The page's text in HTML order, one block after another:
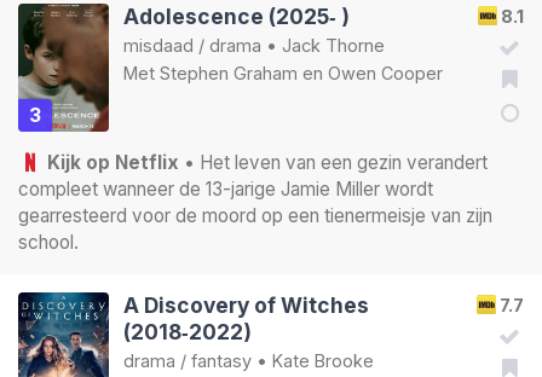
3
8.1
Adolescence (2025‑ )
misdaad / drama • Jack Thorne
Met Stephen Graham en Owen Cooper
Kijk op Netflix • Het leven van een gezin verandert
compleet wanneer de 13-jarige Jamie Miller wordt
gearresteerd voor de moord op een tienermeisje van zijn
school.
7.7
A Discovery of Witches
(2018‑2022)
drama / fantasy • Kate Brooke